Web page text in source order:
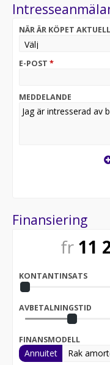
NÄR ÄR KÖPET
E-POST *
MEDDELANDE
Finansiering
fr 11
KONTANTINSATS
AVBETALNINGSTID
FINANSMODELL
Annuitet Rak